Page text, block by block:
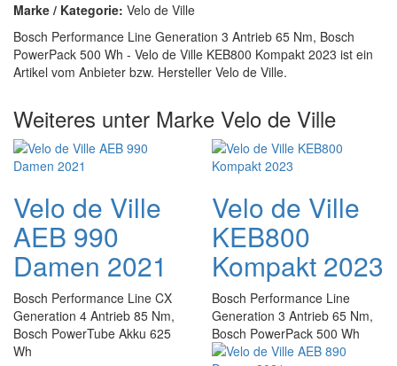
Marke / Kategorie: Velo de Ville
Bosch Performance Line Generation 3 Antrieb 65 Nm, Bosch
PowerPack 500 Wh - Velo de Ville KEB800 Kompakt 2023 ist ein
Artikel vom Anbieter bzw. Hersteller Velo de Ville.
Weiteres unter Marke Velo de Ville
Velo de Ville
AEB 990
Damen 2021
Bosch Performance Line CX
Generation 4 Antrieb 85 Nm,
Bosch PowerTube Akku 625
Wh
Velo de Ville
KEB800
Kompakt 2023
Bosch Performance Line
Generation 3 Antrieb 65 Nm,
Bosch PowerPack 500 Wh